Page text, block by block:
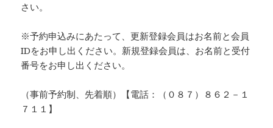
さい。
※予約申込みにあたって、更新登録会員はお名前と会員
IDをお申し出ください。新規登録会員は、お名前と受付
番号をお申し出ください。
（事前予約制、先着順）【電話：（０８７）８６２－１
７１１】